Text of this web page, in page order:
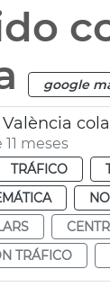
google
meses
TRÁFICO
TRÁFICO